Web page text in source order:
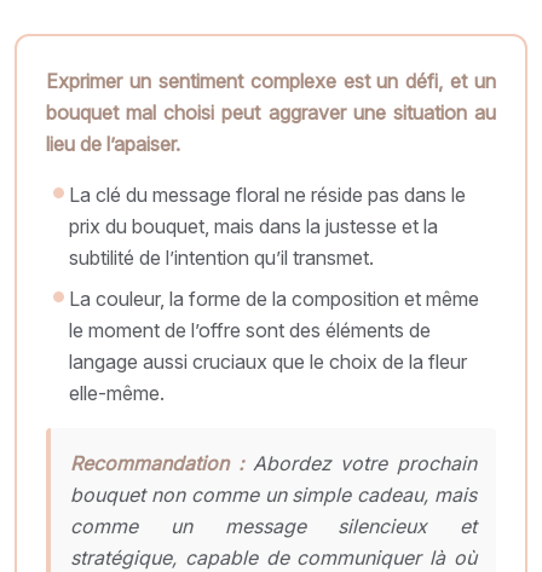
Exprimer un sentiment complexe est un défi, et un
bouquet mal choisi peut aggraver une situation au
lieu de l’apaiser.
La clé du message floral ne réside pas dans le
prix du bouquet, mais dans la justesse et la
subtilité de l’intention qu’il transmet.
La couleur, la forme de la composition et même
le moment de l’offre sont des éléments de
langage aussi cruciaux que le choix de la fleur
elle-même.
Recommandation :Abordez votre prochain
bouquet non comme un simple cadeau, mais
comme un message silencieux et
stratégique, capable de communiquer là où